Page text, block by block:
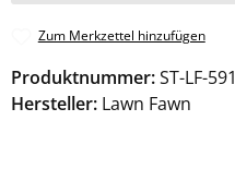
Zum Merkzettel hinzufügen
Produktnummer:ST-LF-591
Hersteller: Lawn Fawn